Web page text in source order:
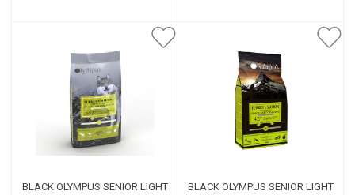
BLACK OLYMPUS SENIOR LIGHT
BLACK OLYMPUS SENIOR LIGHT